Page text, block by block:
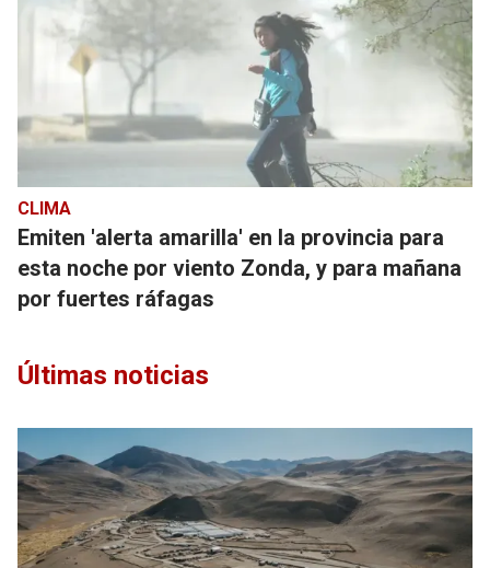
CLIMA
Emiten 'alerta amarilla' en la provincia para
esta noche por viento Zonda, y para mañana
por fuertes ráfagas
Últimas noticias